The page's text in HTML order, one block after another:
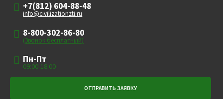
+7(812) 604-88-48
info@civilizationzti.ru
8-800-302-86-80
(Звонок бесплатный)
Пн-Пт
09:00-18:00